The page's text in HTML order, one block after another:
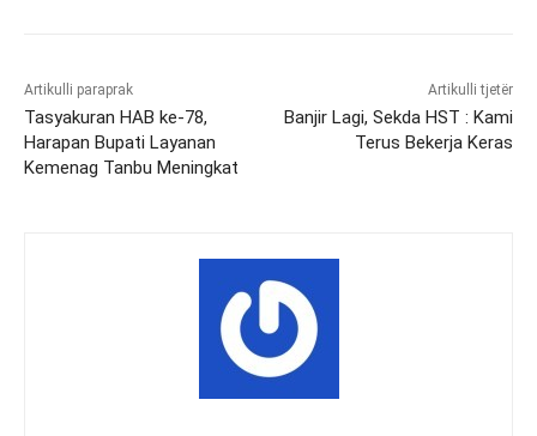
Artikulli paraprak
Tasyakuran HAB ke-78,
Harapan Bupati Layanan
Kemenag Tanbu Meningkat
Artikulli tjetër
Banjir Lagi, Sekda HST : Kami
Terus Bekerja Keras